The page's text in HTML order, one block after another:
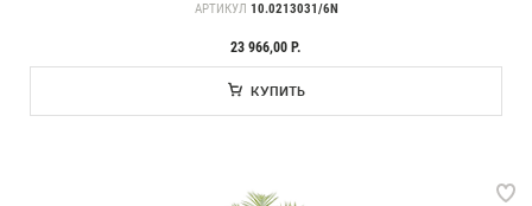
АРТИКУЛ 10.0213031/6N
23 966,00 Р.
КУПИТЬ